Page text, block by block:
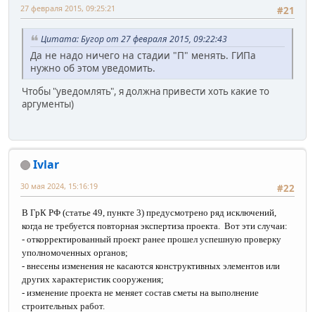
#21
27 февраля 2015, 09:25:21
Цитата: Бугор от 27 февраля 2015, 09:22:43
Да не надо ничего на стадии "П" менять. ГИПа
нужно об этом уведомить.
Чтобы "уведомлять", я должна привести хоть какие то
аргументы)
Ivlar
#22
30 мая 2024, 15:16:19
В ГрК РФ (статье 49, пункте 3) предусмотрено ряд исключений,
когда не требуется повторная экспертиза проекта. Вот эти случаи:
- откорректированный проект ранее прошел успешную проверку
уполномоченных органов;
- внесены изменения не касаются конструктивных элементов или
других характеристик сооружения;
- изменение проекта не меняет состав сметы на выполнение
строительных работ.